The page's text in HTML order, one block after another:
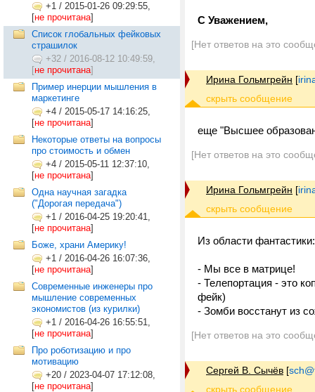
+1 / 2015-01-26 09:29:55,
[не прочитана]
Список глобальных фейковых
страшилок
+32 / 2016-08-12 10:49:59,
[не прочитана]
Пример инерции мышления в
маркетинге
+4 / 2015-05-17 14:16:25,
[не прочитана]
Некоторые ответы на вопросы
про стоимость и обмен
+4 / 2015-05-11 12:37:10,
[не прочитана]
Одна научная загадка
("Дорогая передача")
+1 / 2016-04-25 19:20:41,
[не прочитана]
Боже, храни Америку!
+1 / 2016-04-26 16:07:36,
[не прочитана]
Cовременные инженеры про
мышление современных
экономистов (из курилки)
+1 / 2016-04-26 16:55:51,
[не прочитана]
Про роботизацию и про
мотивацию
+20 / 2023-04-07 17:12:08,
[не прочитана]
С Уважением,
[Нет ответов на это
Ирина Гольмгрейн [
еще "Высшее
[Нет ответов на это
Ирина Гольмгрейн [
Из области фантастики:
- Мы все в матрице!
- Телепортация - это
фейк)
- Зомби восстанут из
[Нет ответов на это
Сергей В. Сычёв [